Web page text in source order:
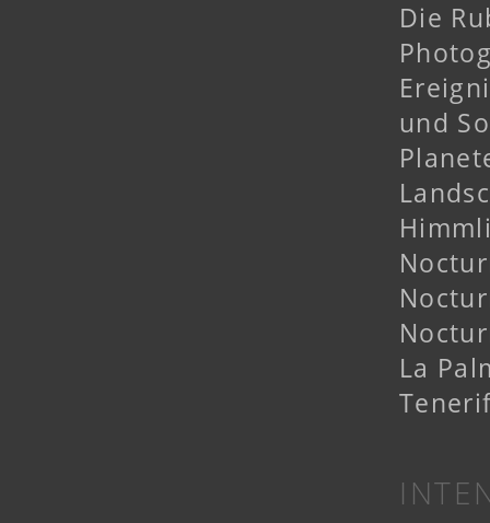
Die
und
La